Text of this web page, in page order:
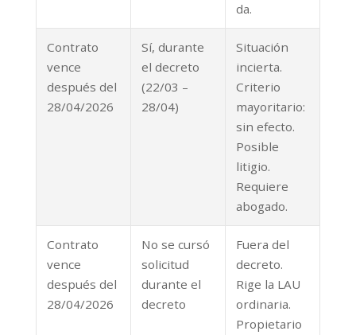
da.
Contrato
vence
después del
28/04/2026
Sí, durante
el decreto
(22/03 –
28/04)
Situación
incierta.
Criterio
mayoritario:
sin efecto.
Posible
litigio.
Requiere
abogado.
Contrato
vence
después del
28/04/2026
No se cursó
solicitud
durante el
decreto
Fuera del
decreto.
Rige la LAU
ordinaria.
Propietario